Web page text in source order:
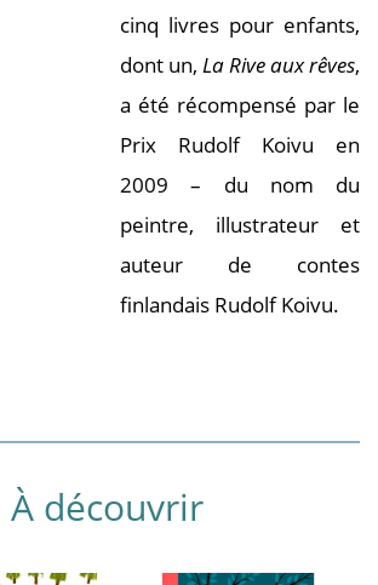
cinq livres pour enfants,
dont un, La Rive aux rêves,
a été récompensé par le
Prix Rudolf Koivu en
2009 – du nom du
peintre, illustrateur et
auteur de contes
finlandais Rudolf Koivu.
À découvrir